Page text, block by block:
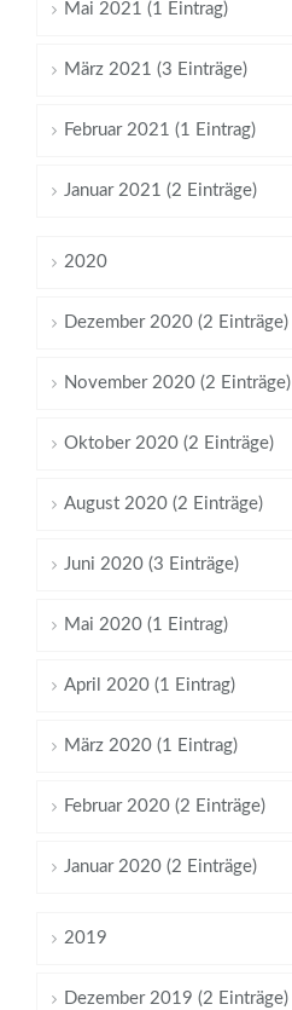
Mai 2021 (1 Eintrag)
März 2021 (3 Einträge)
Februar 2021 (1 Eintrag)
Januar 2021 (2 Einträge)
2020
Dezember 2020 (2 Einträge)
November 2020 (2 Einträge)
Oktober 2020 (2 Einträge)
August 2020 (2 Einträge)
Juni 2020 (3 Einträge)
Mai 2020 (1 Eintrag)
April 2020 (1 Eintrag)
März 2020 (1 Eintrag)
Februar 2020 (2 Einträge)
Januar 2020 (2 Einträge)
2019
Dezember 2019 (2 Einträge)